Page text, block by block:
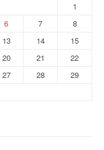
1
6 7
8
13 14
15
20 21
22
27 28
29